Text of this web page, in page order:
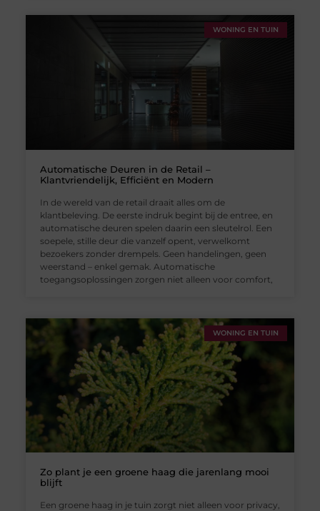
WONING EN TUIN
Automatische Deuren in de Retail –
Klantvriendelijk, Efficiënt en Modern
In de wereld van de retail draait alles om de
klantbeleving. De eerste indruk begint bij de entree, en
automatische deuren spelen daarin een sleutelrol. Een
soepele, stille deur die vanzelf opent, verwelkomt
bezoekers zonder drempels. Geen handelingen, geen
weerstand – enkel gemak. Automatische
toegangsoplossingen zorgen niet alleen voor comfort,
WONING EN TUIN
Zo plant je een groene haag die jarenlang mooi
blijft
Een groene haag in je tuin zorgt niet alleen voor privacy,